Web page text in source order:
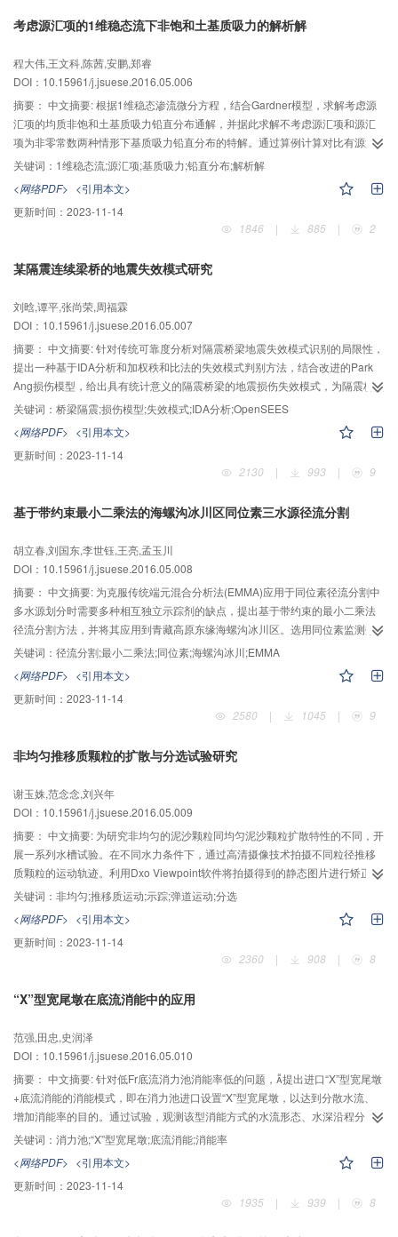
坑发育系数的增加呈幂函数增加关系，消能率范围在87.28％～98.58％之间，
用。
考虑源汇项的1维稳态流下非饱和土基质吸力的解析解
程大伟,王文科,陈茜,安鹏,郑睿
DOI：10.15961/j.jsuese.2016.05.006
摘要： 中文摘要: 根据1维稳态渗流微分方程，结合Gardner模型，求解考虑源
汇项的均质非饱和土基质吸力铅直分布通解，并据此求解不考虑源汇项和源汇
项为非零常数两种情形下基质吸力铅直分布的特解。通过算例计算对比有源汇
项蒸发、无源汇项蒸发、静水条件、有源汇项入渗和无源汇项入渗等5种情况下
非饱和粉土层内基质吸力铅直分布规律。结果表明:源汇项为非零常数时，基质
吸力铅直分布受土层表面比流量、源汇项，饱和渗透系数等因素控制；在静水
条件下，基质吸力与距地下水位的距离呈线性关系；在非静水条件下，呈非线
性关系。源汇项为非零常数且与流动方向同号时，比流量自地下水位处至地表
下的基质吸力要小；在入渗条件下，则相反。
关键词： 1维稳态流;源汇项;基质吸力;铅直分布;解析解
<网络PDF> <引用本文>
更新时间： 2023-11-14
1846
| 885 | 2
某隔震连续梁桥的地震失效模式研究
刘晗,谭平,张尚荣,周福霖
DOI：10.15961/j.jsuese.2016.05.007
摘要： 中文摘要: 针对传统可靠度分析对隔震桥梁地震失效模式识别的局限性，
提出一种基于IDA分析和加权秩和比法的失效模式判别方法，结合改进的Park
Ang损伤模型，给出具有统计意义的隔震桥梁的地震损伤失效模式，为隔震桥梁
优化设计提供依据。以某6跨隔震连续梁桥为例，基于opensees建立桥梁结构
有限元模型，分析得到基于加权秩和比的失效模式，并与结构的最弱失效模式
进行对比。针对最弱失效模式，分析隔震支座屈重比对结构时程响应的影响，
得出该隔震桥梁的最优屈重比。结果表明：基于加权秩和比法的失效模式为中
间墩支座最先失效，且所有隔震支座先于桥墩失效，与最弱失效模式的规律一
关键词： 桥梁隔震;损伤模型;失效模式;IDA分析;OpenSEES
<网络PDF> <引用本文>
更新时间： 2023-11-14
2130
| 993 | 9
基于带约束最小二乘法的海螺沟冰川区同位素三水源径流分割
胡立春,刘国东,李世钰,王亮,孟玉川
DOI：10.15961/j.jsuese.2016.05.008
摘要： 中文摘要: 为克服传统端元混合分析法(EMMA)应用于同位素径流分割中
多水源划分时需要多种相互独立示踪剂的缺点，提出基于带约束的最小二乘法
径流分割方法，并将其应用到青藏高原东缘海螺沟冰川区。选用同位素监测数
据(δ18O、δ18H)，采用新方法的结果表明海螺沟冰川区研究期内径流中的水源
组成：冰川融水为主要补给源(约73%)，其次为地下水(约18%)，再次为大气降
水(约9%)，与EMMA方法计算结果(δ18O和Cl-、δ 2H和Cl-)及前人研究结果
具有较高吻合度；经分析，在高寒区基于稳定同位素(δ18O、δ18H)的带约束最
小二乘法多水源径流分割，减小了EMMA中加入互补示踪剂的不确定性，其结
关键词： 径流分割;最小二乘法;同位素;海螺沟冰川;EMMA
<网络PDF> <引用本文>
更新时间： 2023-11-14
2580
| 1045 | 9
非均匀推移质颗粒的扩散与分选试验研究
谢玉姝,范念念,刘兴年
DOI：10.15961/j.jsuese.2016.05.009
摘要： 中文摘要: 为研究非均匀的泥沙颗粒同均匀泥沙颗粒扩散特性的不同，开
展一系列水槽试验。在不同水力条件下，通过高清摄像技术拍摄不同粒径推移
质颗粒的运动轨迹。利用Dxo Viewpoint软件将拍摄得到的静态图片进行矫正处
理，使用ImageJ软件提取每个时刻颗粒的位移数据。分析位移均值与方差随时
间的变化，得到以下结论：不同的时间尺度上，颗粒将表现出不同的扩散特
征；水力条件及粒径范围不同，表现出的颗粒扩散特征也将不同；在长时间尺
度上，非均匀推移质颗粒的扩散特征会有逐渐趋向于弹道运动β=2的趋势，这
是由于颗粒本身的非均匀导致的分选现象；颗粒的非均匀性越强，颗粒的分选
关键词： 非均匀;推移质运动;示踪;弹道运动;分选
<网络PDF> <引用本文>
更新时间： 2023-11-14
2360
| 908 | 8
“X”型宽尾墩在底流消能中的应用
范强,田忠,史润泽
DOI：10.15961/j.jsuese.2016.05.010
摘要： 中文摘要: 针对低Fr底流消力池消能率低的问题，提出进口“X”型宽尾墩
+底流消能的消能模式，即在消力池进口设置“X”型宽尾墩，以达到分散水流、
增加消能率的目的。通过试验，观测该型消能方式的水流形态、水深沿程分
布、时均及脉动压强等水力学参数。结果表明：水流形成了底流+纵向拉伸水流
+挑射水流的入池方式，水流分散入池，充分利用了消能水体；水跃长度为跃后
水深与跃前水深差的6.8~13.3倍；消力池底板时均压强变化平稳，脉动压强均
方根为进口流速水体的0.03~0.18倍；与传统底流消力池相比，消能率提高了
2~3倍。对于低Fr底流消能，进口“X”型宽尾墩+底流消能是一种值得推荐的
关键词： 消力池;“X”型宽尾墩;底流消能;消能率
<网络PDF> <引用本文>
更新时间： 2023-11-14
1935
| 939 | 8